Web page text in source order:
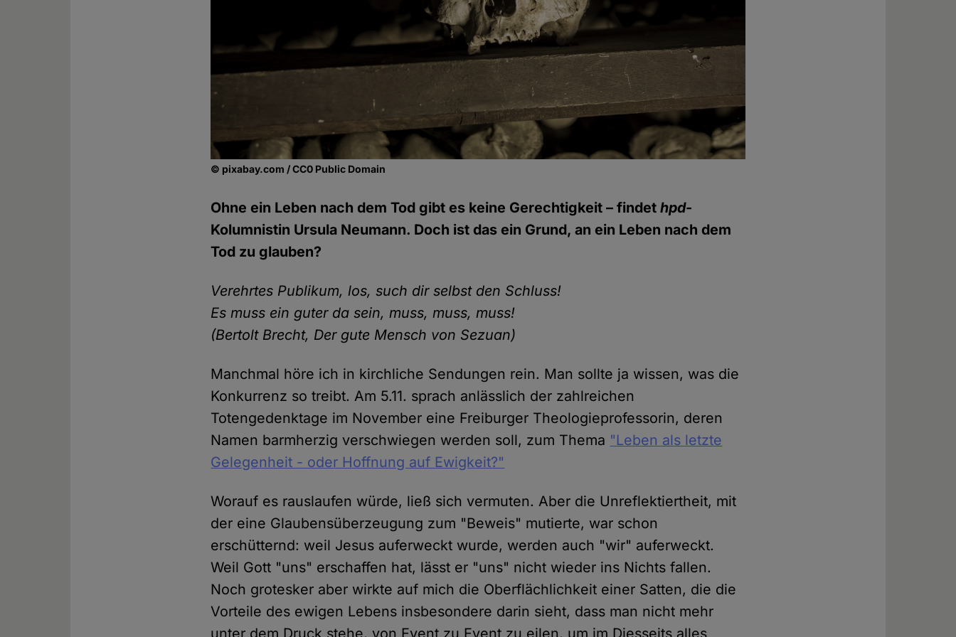
© pixabay.com / CC0 Public Domain
Ohne ein Leben nach dem Tod gibt es keine Gerechtigkeit – findethpd-
Kolumnistin Ursula Neumann. Doch ist das ein Grund, an ein Leben nach dem
Tod zu glauben?
Verehrtes Publikum, los, such dir selbst den Schluss!
Es muss ein guter da sein, muss, muss, muss!
(Bertolt Brecht, Der gute Mensch von Sezuan)
Manchmal höre ich in kirchliche Sendungen rein. Man sollte ja wissen, was die
Konkurrenz so treibt. Am 5.11. sprach anlässlich der zahlreichen
Totengedenktage im November eine Freiburger Theologieprofessorin, deren
Namen barmherzig verschwiegen werden soll, zum Thema "Leben als letzte
Gelegenheit - oder Hoffnung auf Ewigkeit?"
Worauf es rauslaufen würde, ließ sich vermuten. Aber die Unreflektiertheit, mit
der eine Glaubensüberzeugung zum "Beweis" mutierte, war schon
erschütternd: weil Jesus auferweckt wurde, werden auch "wir" auferweckt.
Weil Gott "uns" erschaffen hat, lässt er "uns" nicht wieder ins Nichts fallen.
Noch grotesker aber wirkte auf mich die Oberflächlichkeit einer Satten, die die
Vorteile des ewigen Lebens insbesondere darin sieht, dass man nicht mehr